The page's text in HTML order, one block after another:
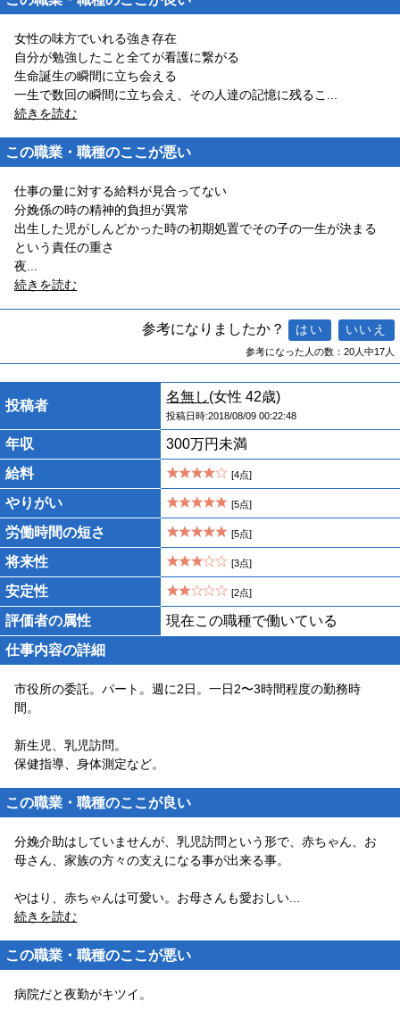
女性の味方でいれる強き存在
自分が勉強したこと全てが看護に繋がる
生命誕生の瞬間に立ち会える
一生で数回の瞬間に立ち会え、その人達の記憶に残るこ
続きを読む
この職業・職種のここが悪い
仕事の量に対する給料が見合ってない
分娩係の時の精神的負担が異常
出生した児がしんどかった時の初期処置でその子の一生が決まる
という責任の重さ
夜
続きを読む
参考になりましたか？
参考になった人の数：20人中17人
投稿者
名無し(女性 42歳)
投稿日時:2018/08/09 00:22:48
年収
300万円未満
給料
[4点]
やりがい [5点]
労働時間の短さ [5点]
将来性 [3点]
安定性 [2点]
評価者の属性
現在この職種で働いている
仕事内容の詳細
市役所の委託。パート。週に2日。一日2〜3時間程度の勤務時
間。
新生児、乳児訪問。
保健指導、身体測定など。
この職業・職種のここが良い
分娩介助はしていませんが、乳児訪問という形で、赤ちゃん、お
母さん、家族の方々の支えになる事が出来る事。
やはり、赤ちゃんは可愛い。お母さんも愛おしい
続きを読む
この職業・職種のここが悪い
病院だと夜勤がキツイ。